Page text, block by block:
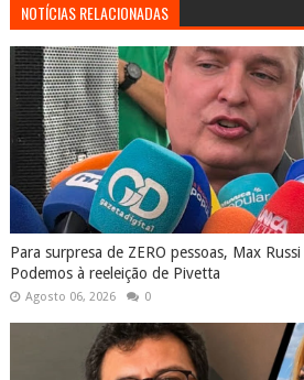
NOTÍCIAS RELACIONADAS
Para surpresa de ZERO pessoas, Max
Podemos à reeleição de Pivetta
Agosto 06, 2026 0